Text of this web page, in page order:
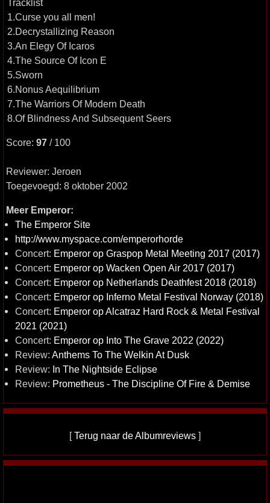
Tracklist
1.Curse you all men!
2.Decrystallizing Reason
3.An Elegy Of Icaros
4.The Source Of Icon E
5.Sworn
6.Nonus Aequilibrium
7.The Warriors Of Modern Death
8.Of Blindness And Subsequent Seers
Score: 97 / 100
Reviewer: Jeroen
Toegevoegd: 8 oktober 2002
Meer Emperor:
The Emperor Site
http://www.myspace.com/emperorhorde
Concert: Emperor op Graspop Metal Meeting 2017 (2017)
Concert: Emperor op Wacken Open Air 2017 (2017)
Concert: Emperor op Netherlands Deathfest 2018 (2018)
Concert: Emperor op Inferno Metal Festival Norway (2018)
Concert: Emperor op Alcatraz Hard Rock & Metal Festival
2021 (2021)
Concert: Emperor op Into The Grave 2022 (2022)
Review: Anthems To The Welkin At Dusk
Review: In The Nightside Eclipse
Review: Prometheus - The Discipline Of Fire & Demise
[Terug naar de Albumreviews ]